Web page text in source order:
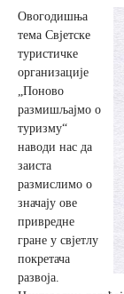
Вјерски туризам
Авантура
Еко туризам
Културни туризам
Гастрономија
Овогодишња
тема Свјетске
туристичке
организације
„Поново
размишљајмо о
туризму“
наводи нас да
заиста
размислимо о
значају ове
привредне
гране у свјетлу
покретача
развоја.